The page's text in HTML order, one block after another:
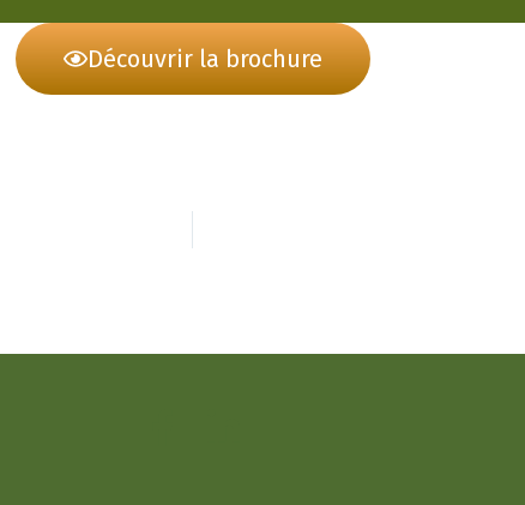
Découvrir la brochure